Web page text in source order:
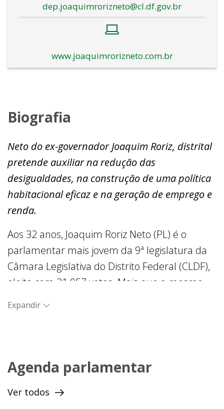
dep.joaquimrorizneto@cl.df.gov.br
www.joaquimrorizneto.com.br
Biografia
Neto do ex-governador Joaquim Roriz, distrital
pretende auxiliar na redução das
desigualdades, na construção de uma política
habitacional eficaz e na geração de emprego e
renda.
Aos 32 anos, Joaquim Roriz Neto (PL) é o
parlamentar mais jovem da 9ª legislatura da
Câmara Legislativa do Distrito Federal (CLDF),
eleito com 21.057 votos. Mais que o mesmo
avô Joaquim Roriz, com propostas voltadas
exgovernador.
Formado em ciências políticas pela
Expandir
Agenda parlamentar
Ver todos